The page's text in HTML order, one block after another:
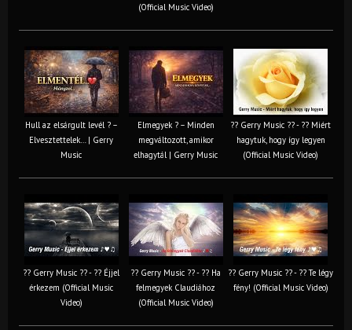
(Official Music Video)
Hull az elsárgult levél ? –
Elvesztettelek… | Gerry
Music
Elmegyek ? – Minden
megváltozott, amikor
elhagytál | Gerry Music
?? Gerry Music ?? - ?? Miért
hagytuk, hogy így legyen
(Official Music Video)
?? Gerry Music ?? - ?? Éjjel
érkezem (Official Music
Video)
?? Gerry Music ?? - ?? Ha
felmegyek Claudiához
(Official Music Video)
?? Gerry Music ?? - ?? Te légy
fény! (Official Music Video)